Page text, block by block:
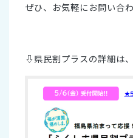
ぜひ、お気軽にお問い合
⇩県民割プラスの詳細は